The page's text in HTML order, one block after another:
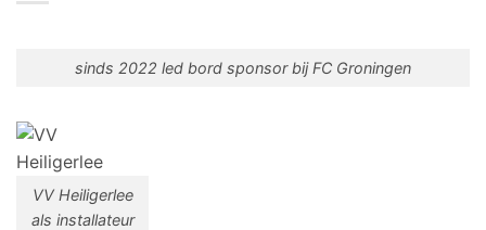
sinds 2022 led bord sponsor bij FC Groningen
VV Heiligerlee
als installateur